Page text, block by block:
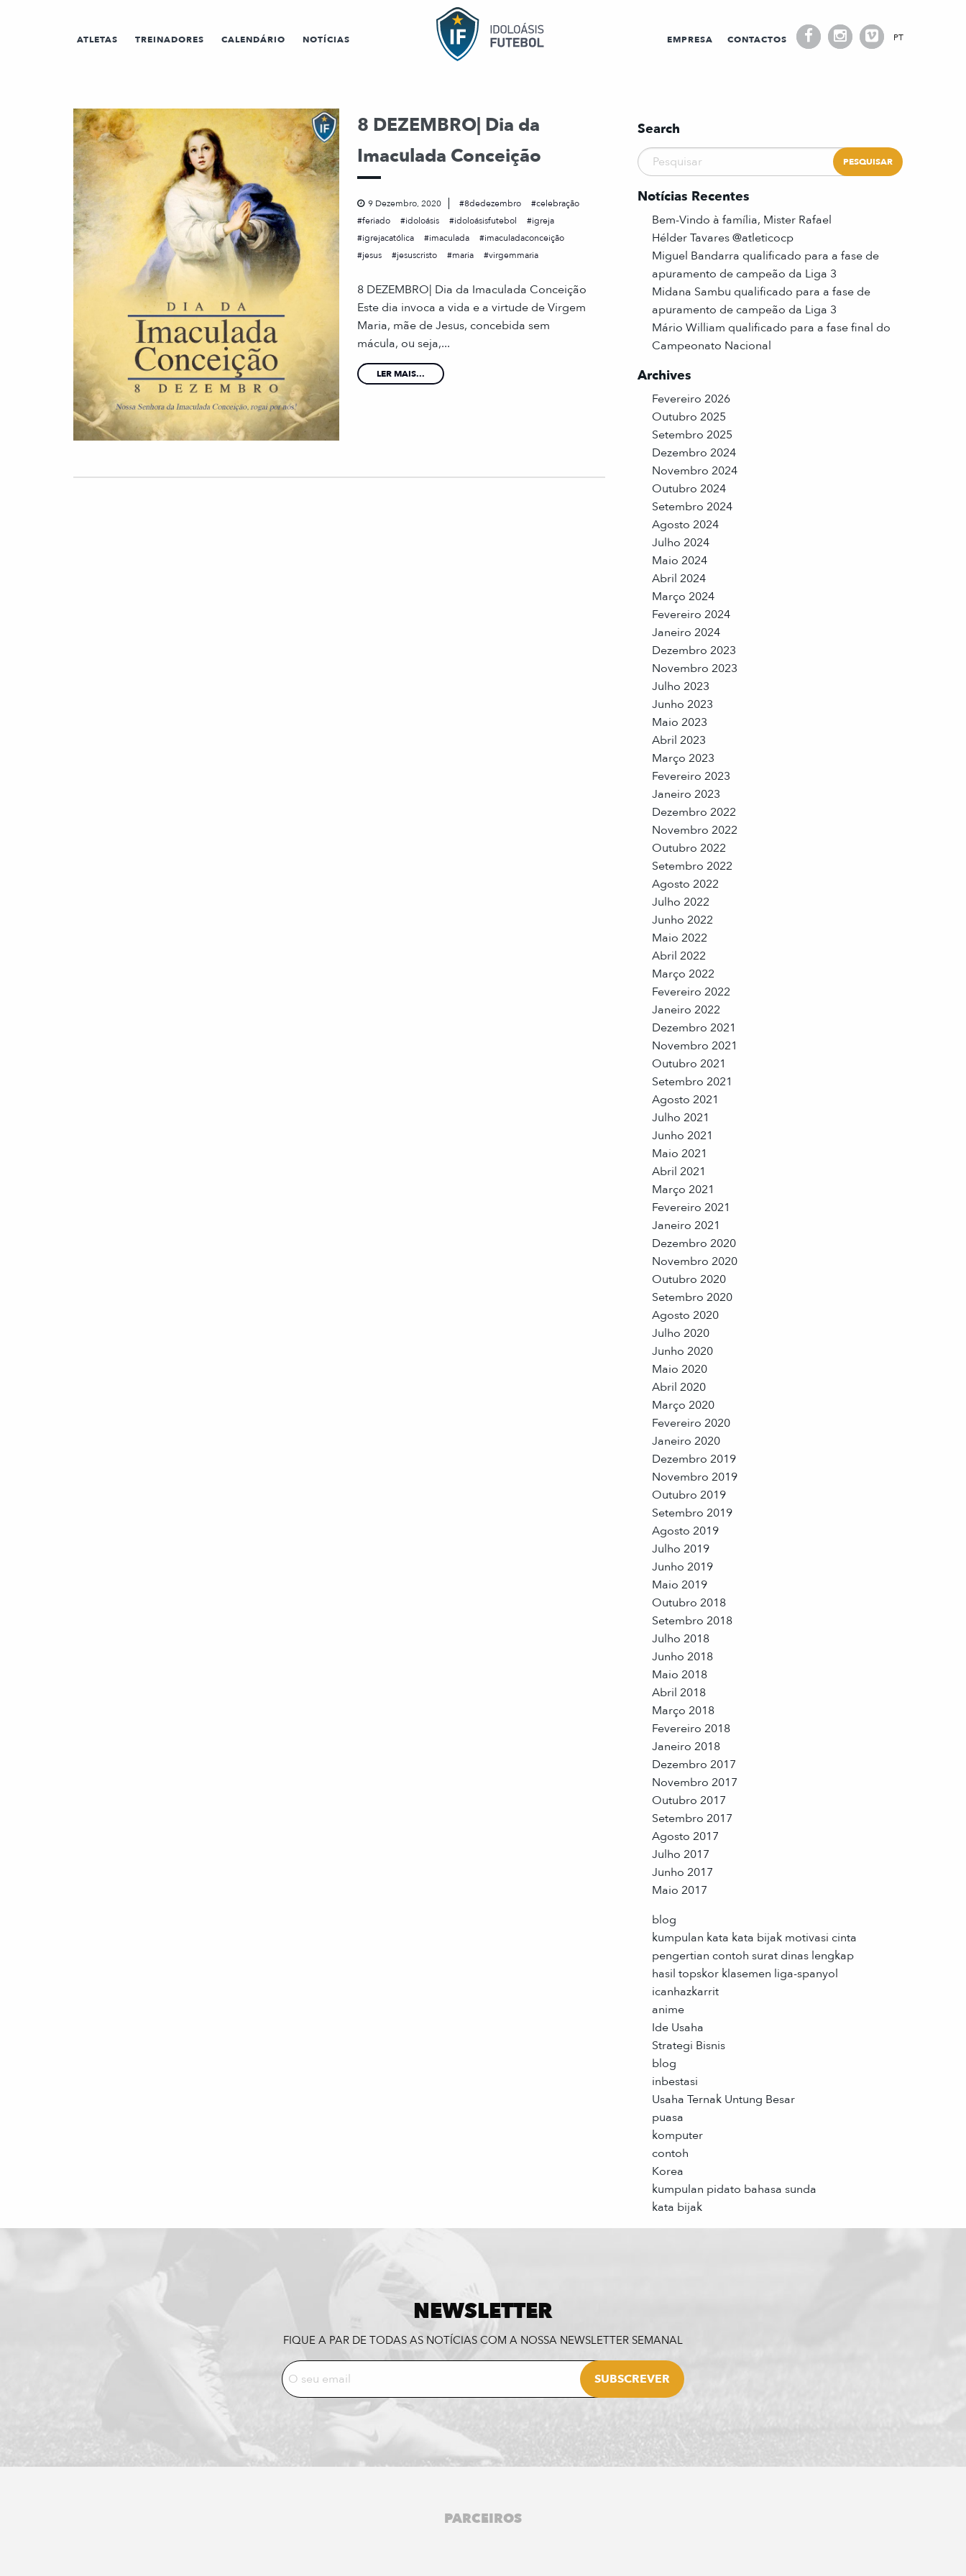
ATLETAS TREINADORES CALENDÁRIO NOTÍCIAS EMPRESA CONTACTOS PT
8 DEZEMBRO| Dia da
Imaculada Conceição
9 Dezembro, 2020 8dedezembro
celebração
feriado
idoloásis idoloásisfutebol
igreja
igrejacatólica
imaculada
imaculadaconceição
jesus
jesuscristo maria virgemmaria
8 DEZEMBRO| Dia da Imaculada Conceição
Este dia invoca a vida e a virtude de Virgem
Maria, mãe de Jesus, concebida sem
mácula, ou seja,...
LER MAIS...
Search
Notícias Recentes
Bem-Vindo à família, Mister Rafael
Hélder Tavares @atleticocp
Miguel Bandarra qualificado para a fase de
apuramento de campeão da Liga 3
Midana Sambu qualificado para a fase de
apuramento de campeão da Liga 3
Mário William qualificado para a fase final do
Campeonato Nacional
Archives
Fevereiro 2026
Outubro 2025
Setembro 2025
Dezembro 2024
Novembro 2024
Outubro 2024
Setembro 2024
Agosto 2024
Julho 2024
Maio 2024
Abril 2024
Março 2024
Fevereiro 2024
Janeiro 2024
Dezembro 2023
Novembro 2023
Julho 2023
Junho 2023
Maio 2023
Abril 2023
Março 2023
Fevereiro 2023
Janeiro 2023
Dezembro 2022
Novembro 2022
Outubro 2022
Setembro 2022
Agosto 2022
Julho 2022
Junho 2022
Maio 2022
Abril 2022
Março 2022
Fevereiro 2022
Janeiro 2022
Dezembro 2021
Novembro 2021
Outubro 2021
Setembro 2021
Agosto 2021
Julho 2021
Junho 2021
Maio 2021
Abril 2021
Março 2021
Fevereiro 2021
Janeiro 2021
Dezembro 2020
Novembro 2020
Outubro 2020
Setembro 2020
Agosto 2020
Julho 2020
Junho 2020
Maio 2020
Abril 2020
Março 2020
Fevereiro 2020
Janeiro 2020
Dezembro 2019
Novembro 2019
Outubro 2019
Setembro 2019
Agosto 2019
Julho 2019
Junho 2019
Maio 2019
Outubro 2018
Setembro 2018
Julho 2018
Junho 2018
Maio 2018
Abril 2018
Março 2018
Fevereiro 2018
Janeiro 2018
Dezembro 2017
Novembro 2017
Outubro 2017
Setembro 2017
Agosto 2017
Julho 2017
Junho 2017
Maio 2017
blog
kumpulan kata kata bijak motivasi cinta
pengertian contoh surat dinas lengkap
hasil topskor klasemen liga-spanyol
icanhazkarrit
anime
Ide Usaha
Strategi Bisnis
blog
inbestasi
Usaha Ternak Untung Besar
puasa
komputer
contoh
Korea
kumpulan pidato bahasa sunda
kata bijak
NEWSLETTER
FIQUE A PAR DE TODAS AS NOTÍCIAS COM A NOSSA NEWSLETTER SEMANAL
PARCEIROS